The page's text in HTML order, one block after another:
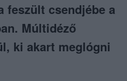
feszült csendjébe a
Múltidéző
ki akart meglógni